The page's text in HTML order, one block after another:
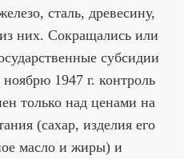
сталь, древесину,
них. Сокращались или
субсидии
1947 г. контроль
только над ценами на
(сахар, изделия его
масло и жиры) и